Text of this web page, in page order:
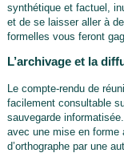
synthétique et factuel,
et de se laisser aller à
formelles vous feront
L’archivage et la
Le compte-rendu de
facilement consultable
sauvegarde
avec une mise en forme
d’orthographe par une